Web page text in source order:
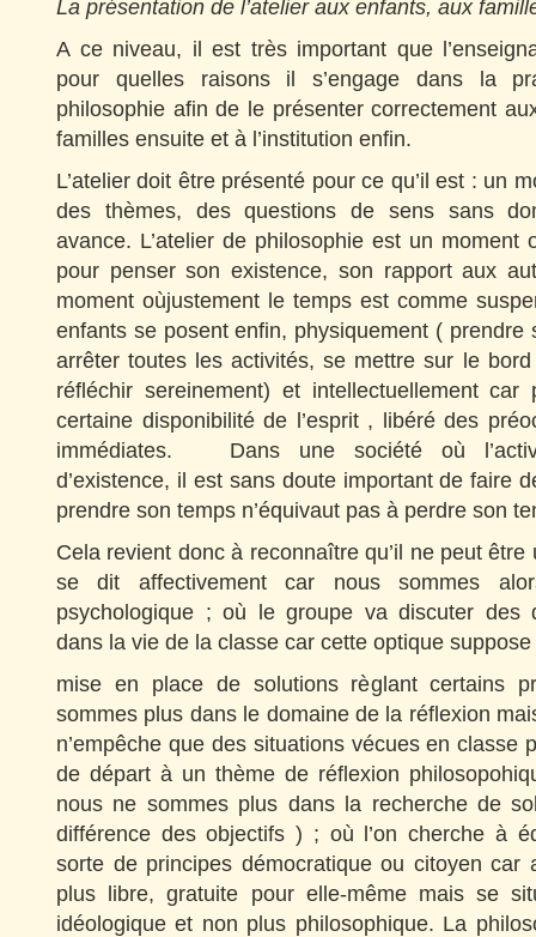
La présentation de l’atelier aux enfants, aux
A ce niveau, il est très important que
pour quelles raisons il s’engage dans la
philosophie afin de le présenter correctement
familles ensuite et à l’institution enfin.
L’atelier doit être présenté pour ce qu’il est : un
des thèmes, des questions de sens sans
avance. L’atelier de philosophie est un moment
pour penser son existence, son rapport aux
moment oùjustement le temps est comme
enfants se posent enfin, physiquement ( prendre
arrêter toutes les activités, se mettre sur le
réfléchir sereinement) et intellectuellement car
certaine disponibilité de l’esprit , libéré des
immédiates. Dans une société où
d’existence, il est sans doute important de faire
prendre son temps n’équivaut pas à perdre son
Cela revient donc à reconnaître qu’il ne peut être
se dit affectivement car nous sommes
psychologique ; où le groupe va discuter des
dans la vie de la classe car cette optique suppose
mise en place de solutions règlant certains
sommes plus dans le domaine de la réflexion
n’empêche que des situations vécues en classe
de départ à un thème de réflexion
nous ne sommes plus dans la recherche de
différence des objectifs ) ; où l’on cherche à
sorte de principes démocratique ou citoyen car
plus libre, gratuite pour elle-même mais se
idéologique et non plus philosophique. La